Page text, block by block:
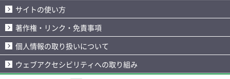
サイトの使い方
著作権・リンク・免責事項
個人情報の取り扱いについて
ウェブアクセシビリティへの取り組み